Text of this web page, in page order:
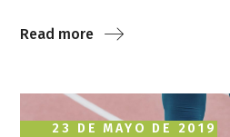
Read more
23 DE MAYO DE 2019